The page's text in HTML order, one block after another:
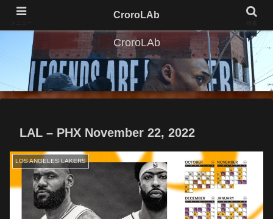
CroroLAb
LAL – PHX November 22, 2022
LOS ANGELES LAKERS
CroroLAb